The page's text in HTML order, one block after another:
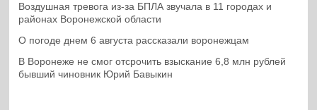
Воздушная тревога из-за БПЛА звучала в 11 городах и
районах Воронежской области
О погоде днем 6 августа рассказали воронежцам
В Воронеже не смог отсрочить взыскание 6,8 млн рублей
бывший чиновник Юрий Бавыкин